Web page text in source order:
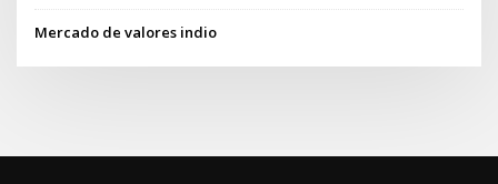
Mercado de valores indio